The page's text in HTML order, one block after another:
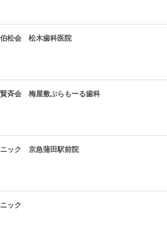
松会 松木歯科医院
斉会 梅屋敷ぷらもーる歯科
ック 京急蒲田駅前院
ック